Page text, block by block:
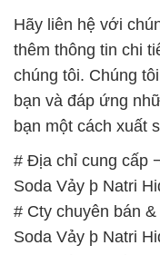
Hãy liên hệ với
thêm thông tin chi
chúng tôi. Chúng
bạn và đáp ứng
bạn một cách xuất
# Địa chỉ cung cấp
Soda Vảy þ Natri
# Cty chuyên bán
Soda Vảy þ Natri